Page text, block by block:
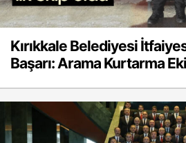
Kırıkkale Belediyesi
Başarı: Arama Kurtarma